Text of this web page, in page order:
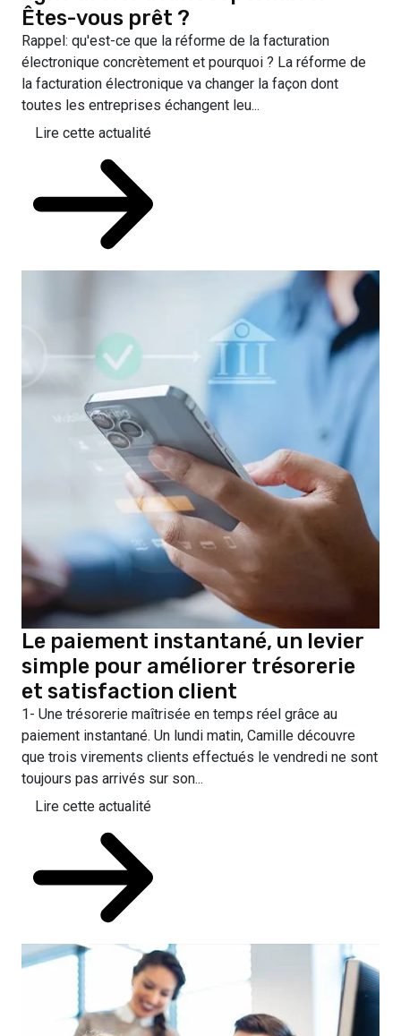
Êtes-vous prêt ?
Rappel: qu'est-ce que la réforme de la facturation
électronique concrètement et pourquoi ? La réforme de
la facturation électronique va changer la façon dont
toutes les entreprises échangent leu...
Lire cette actualité
Le paiement instantané, un levier
simple pour améliorer trésorerie
et satisfaction client
1- Une trésorerie maîtrisée en temps réel grâce au
paiement instantané. Un lundi matin, Camille découvre
que trois virements clients effectués le vendredi ne sont
toujours pas arrivés sur son...
Lire cette actualité